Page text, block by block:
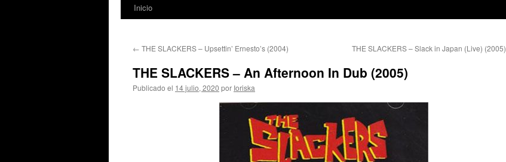
Inicio
← THE SLACKERS – Upsettin’ Ernesto’s (2004) THE SLACKERS – Slack in Japan (Live) (2005)
THE SLACKERS – An Afternoon In Dub (2005)
Publicado el 14 julio, 2020 por Ioriska